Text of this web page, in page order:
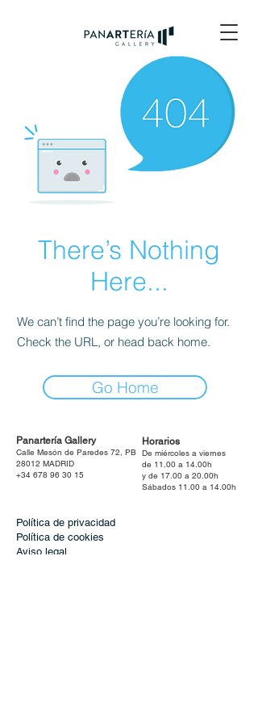
There’s Nothing
Here...
We can’t find the page you’re looking for.
Check the URL, or head back home.
Go Home
Panartería Gallery
Calle Mesón de Paredes 72, PB
28012 MADRID
+34 678 96 30 15
Horarios
De miércoles a viernes
de 11.00 a 14.00h
y de 17.00 a 20.00h
Sábados 11.00 a 14.00h
Política de privacidad
Política de cookies
Aviso legal